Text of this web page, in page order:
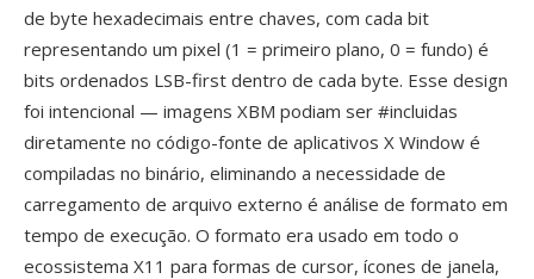
de byte hexadecimais entre chaves, com cada bit
representando um pixel (1 = primeiro plano, 0 = fundo) é
bits ordenados LSB-first dentro de cada byte. Esse design
foi intencional — imagens XBM podiam ser #incluidas
diretamente no código-fonte de aplicativos X Window é
compiladas no binário, eliminando a necessidade de
carregamento de arquivo externo é análise de formato em
tempo de execução. O formato era usado em todo o
ecossistema X11 para formas de cursor, ícones de janela,